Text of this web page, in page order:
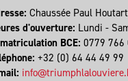
Chaussée Paul
d'ouverture: Lundi -
BCE: 0779 766
+32 (0) 64 44 49 99